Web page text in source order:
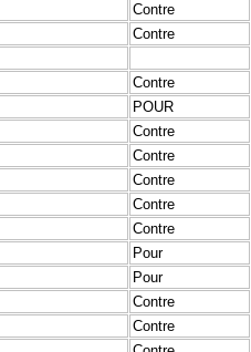
Contre
Contre
Contre
POUR
Contre
Contre
Contre
Contre
Contre
Pour
Pour
Contre
Contre